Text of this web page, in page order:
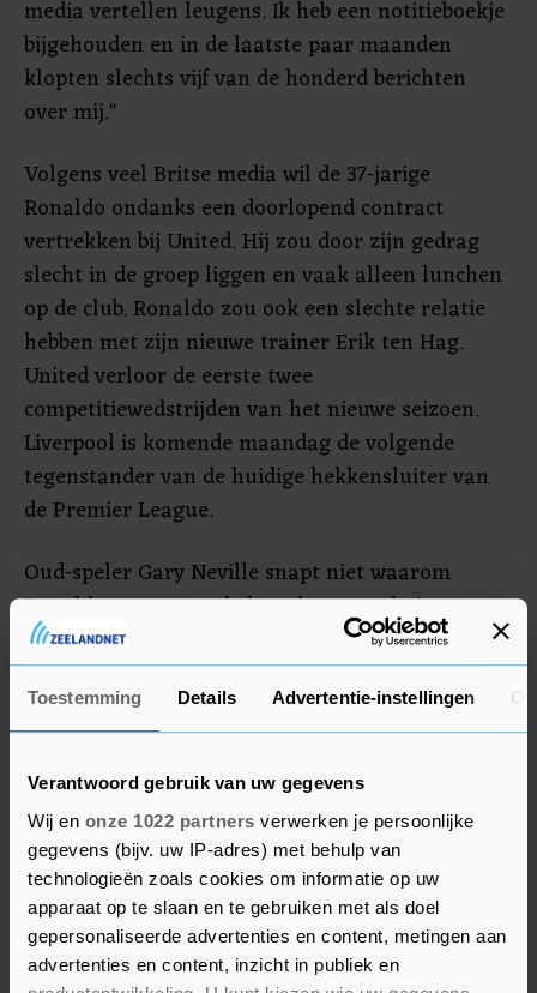
Toestemming Details Advertentie-instellingen
Verantwoord gebruik van uw gegevens
Wij en onze 1022 partners verwerken je persoonlijke
gegevens (bijv. uw IP-adres) met behulp van
technologieën zoals cookies om informatie op uw
apparaat op te slaan en te gebruiken met als doel
gepersonaliseerde advertenties en content, metingen aan
advertenties en content, inzicht in publiek en
media vertellen leugens. Ik heb een notitieboekje
bijgehouden en in de laatste paar maanden
klopten slechts vijf van de honderd berichten
over mij."
Volgens veel Britse media wil de 37-jarige
Ronaldo ondanks een doorlopend contract
vertrekken bij United. Hij zou door zijn gedrag
slecht in de groep liggen en vaak alleen lunchen
op de club. Ronaldo zou ook een slechte relatie
hebben met zijn nieuwe trainer Erik ten Hag.
United verloor de eerste twee
competitiewedstrijden van het nieuwe seizoen.
Liverpool is komende maandag de volgende
tegenstander van de huidige hekkensluiter van
de Premier League.
Oud-speler Gary Neville snapt niet waarom
Ronaldo pas over enkele weken naar buiten
treedt. "Waarom moet de beste United-speler ooit
twee weken wachten tot hij zijn fans de waarheid
vertelt?", reageerde hij. "Sta nu op en spreek. De
club verkeert in een grote crisis en heeft leiders
nodig. Hij is de enige die de situatie kan
aanpakken."